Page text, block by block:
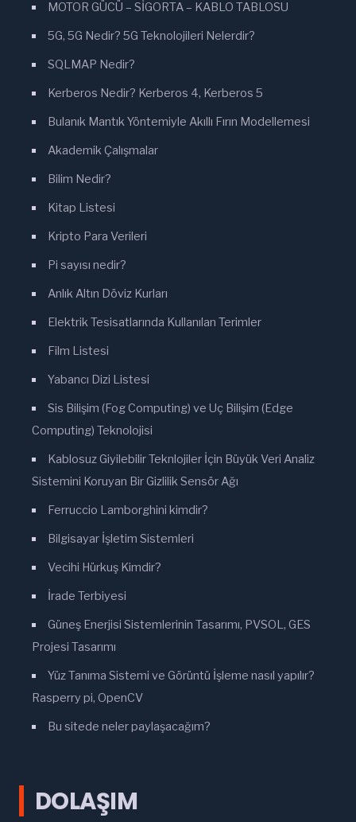
MOTOR GÜCÜ – SİGORTA – KABLO TABLOSU
5G, 5G Nedir? 5G Teknolojileri Nelerdir?
SQLMAP Nedir?
Kerberos Nedir? Kerberos 4, Kerberos 5
Bulanık Mantık Yöntemiyle Akıllı Fırın Modellemesi
Akademik Çalışmalar
Bilim Nedir?
Kitap Listesi
Kripto Para Verileri
Pi sayısı nedir?
Anlık Altın Döviz Kurları
Elektrik Tesisatlarında Kullanılan Terimler
Film Listesi
Yabancı Dizi Listesi
Sis Bilişim (Fog Computing) ve Uç Bilişim (Edge
Computing) Teknolojisi
Kablosuz Giyilebilir Teknlojiler İçin Büyük Veri Analiz
Sistemini Koruyan Bir Gizlilik Sensör Ağı
Ferruccio Lamborghini kimdir?
Bilgisayar İşletim Sistemleri
Vecihi Hürkuş Kimdir?
İrade Terbiyesi
Güneş Enerjisi Sistemlerinin Tasarımı, PVSOL, GES
Projesi Tasarımı
Yüz Tanıma Sistemi ve Görüntü İşleme nasıl yapılır?
Rasperry pi, OpenCV
Bu sitede neler paylaşacağım?
DOLAŞIM